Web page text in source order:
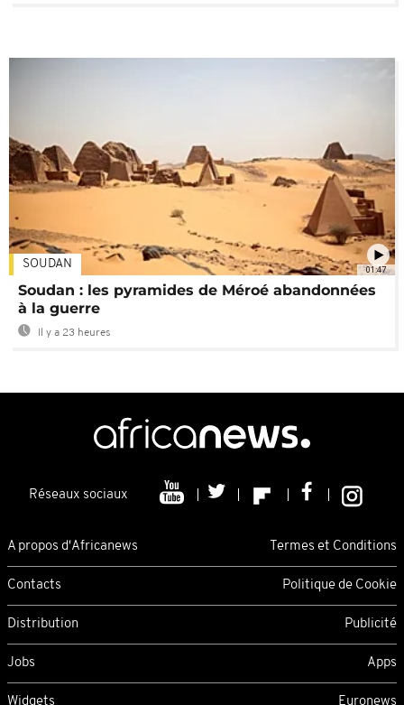
01:47
SOUDAN
Soudan : les pyramides de Méroé abandonnées
à la guerre
Il y a 23 heures
Réseaux sociaux
A propos d'Africanews Termes et Conditions
Contacts Politique de Cookie
Distribution Publicité
Jobs Apps
Widgets Euronews